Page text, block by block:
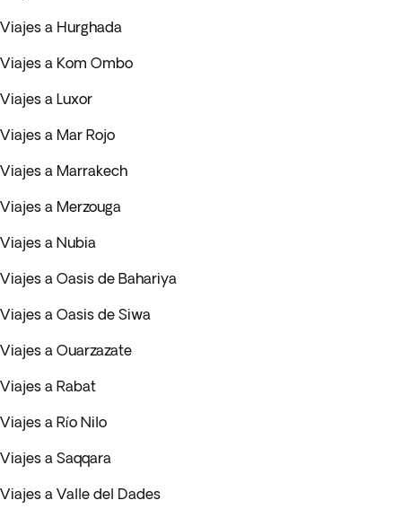
Viajes a Hurghada
Viajes a Kom Ombo
Viajes a Luxor
Viajes a Mar Rojo
Viajes a Marrakech
Viajes a Merzouga
Viajes a Nubia
Viajes a Oasis de Bahariya
Viajes a Oasis de Siwa
Viajes a Ouarzazate
Viajes a Rabat
Viajes a Río Nilo
Viajes a Saqqara
Viajes a Valle del Dades